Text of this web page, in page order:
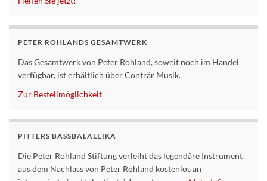
PETER ROHLANDS GESAMTWERK
Das Gesamtwerk von Peter Rohland, soweit noch im Handel
verfügbar, ist erhältlich über Conträr Musik.
Zur Bestellmöglichkeit
PITTERS BASSBALALEIKA
Die Peter Rohland Stiftung verleiht das legendäre Instrument
aus dem Nachlass von Peter Rohland kostenlos an